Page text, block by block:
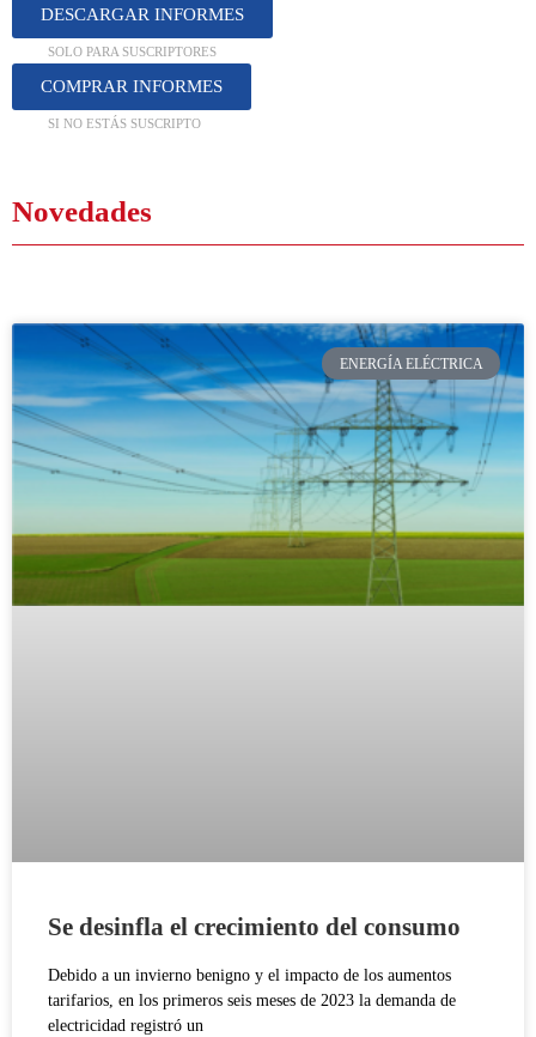
DESCARGAR INFORMES
SOLO PARA SUSCRIPTORES
COMPRAR INFORMES
SI NO ESTÁS SUSCRIPTO
Novedades
ENERGÍA ELÉCTRICA
Se desinfla el crecimiento del consumo
Debido a un invierno benigno y el impacto de los aumentos
tarifarios, en los primeros seis meses de 2023 la demanda de
electricidad registró un